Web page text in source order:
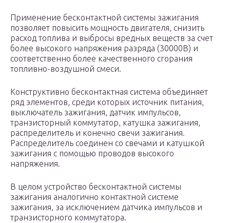
Применение бесконтактной системы зажигания
позволяет повысить мощность двигателя, снизить
расход топлива и выбросы вредных веществ за счет
более высокого напряжения разряда (30000В) и
соответственно более качественного сгорания
топливно-воздушной смеси.
Конструктивно бесконтактная система объединяет
ряд элементов, среди которых источник питания,
выключатель зажигания, датчик импульсов,
транзисторный коммутатор, катушка зажигания,
распределитель и конечно свечи зажигания.
Распределитель соединен со свечами и катушкой
зажигания с помощью проводов высокого
напряжения.
В целом устройство бесконтактной системы
зажигания аналогично контактной системе
зажигания, за исключением датчика импульсов и
транзисторного коммутатора.